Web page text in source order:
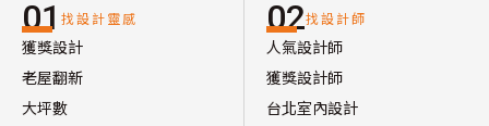
01 找設計靈感
獲獎設計
老屋翻新
大坪數
02找設計師
人氣設計師
獲獎設計師
台北室內設計